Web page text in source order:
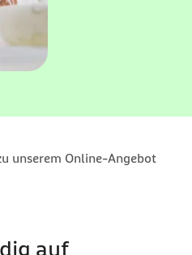
unserem Online-Angebot
auf